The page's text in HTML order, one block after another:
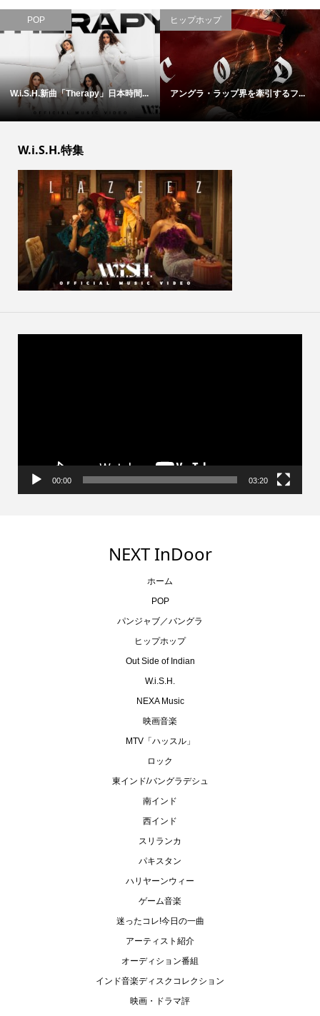
POP
W.i.S.H.新曲「Therapy」日本時間...
ヒップホップ
アングラ・ラップ界を牽引するフ...
W.i.S.H.特集
00:00 03:20
NEXT InDoor
ホーム
POP
パンジャブ／バングラ
ヒップホップ
Out Side of Indian
W.i.S.H.
NEXA Music
映画音楽
MTV「ハッスル」
ロック
東インド/バングラデシュ
南インド
西インド
スリランカ
パキスタン
ハリヤーンウィー
ゲーム音楽
迷ったコレ!今日の一曲
アーティスト紹介
オーディション番組
インド音楽ディスクコレクション
映画・ドラマ評